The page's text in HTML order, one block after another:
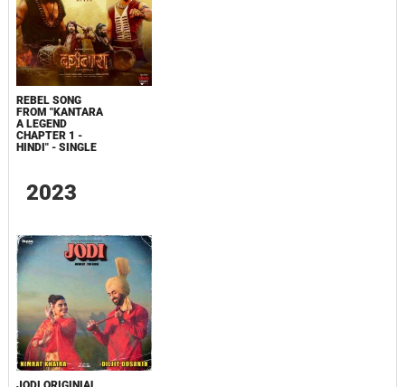
REBEL SONG
FROM "KANTARA
A LEGEND
CHAPTER 1 -
HINDI" - SINGLE
2023